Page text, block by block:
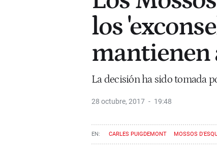
los
mantienen
La decisión ha sido tomada
28 octubre, 2017 19:48
CARLES PUIGDEMONT MOSSOS